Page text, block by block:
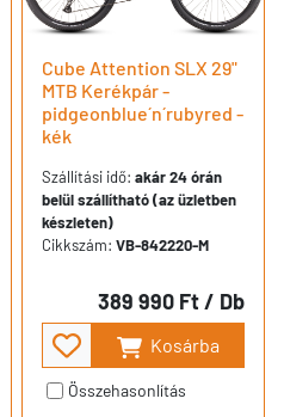
Cube Attention SLX 29"
MTB Kerékpár -
pidgeonblue´n´rubyred -
kék
Szállítási idő: akár 24 órán
belül szállítható (az üzletben
készleten)
Cikkszám: VB-842220-M
389 990 Ft/ Db
Kosárba
Összehasonlítás